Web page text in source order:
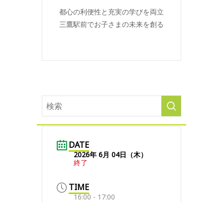
都心の利便性と充実の学びを両立
三鷹駅前でお子さまの未来を創る
DATE
2026年 6月 04日（木）
終了
TIME
16:00 - 17:00